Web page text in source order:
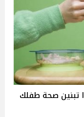
تبنين صحة طفلك